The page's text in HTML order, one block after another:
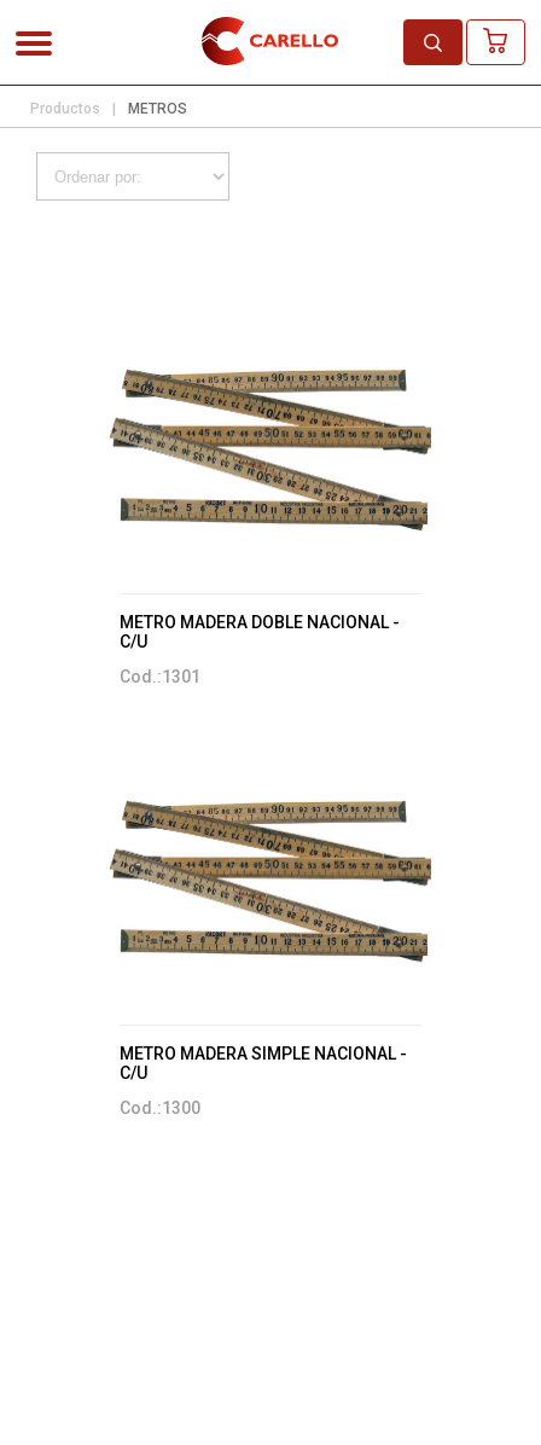
Productos METROS
METRO MADERA DOBLE NACIONAL -
C/U
Cod.:1301
METRO MADERA SIMPLE NACIONAL -
C/U
Cod.:1300